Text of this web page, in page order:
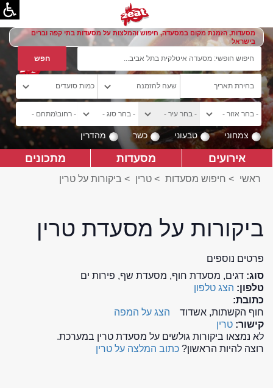
מסעדות, הזמנת מקום במסעדה, חיפוש והמלצות על מסעדות בתי קפה וברים
בישראל
צמחוני טבעוני כשר מהדרין
אירועים מסעדות מתכונים
ראשי > חיפוש מסעדות > טרין > ביקורות על טרין
ביקורות על מסעדת טרין
פרטים נוספים
סוג: דגים, מסעדת חוף, מסעדת שף, פירות ים
טלפון: הצג טלפון
כתובת:
חוף הקשתות, אשדוד
הצג על המפה
קישור: טרין
לא נמצאו ביקורות גולשים על מסעדת טרין במערכת.
רוצה להיות הראשון? כתוב המלצה על טרין